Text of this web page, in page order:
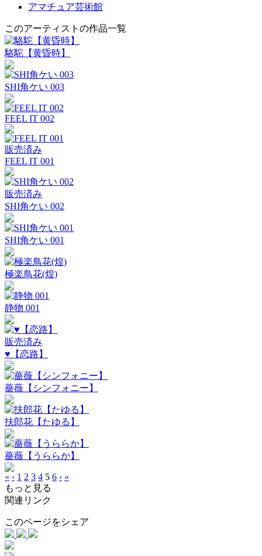
アマチュア芸術館
このアーティストの作品一覧
駱駝【黄昏時】
SHI角ケい 003
FEEL IT 002
販売済み
FEEL IT 001
販売済み
SHI角ケい 002
SHI角ケい 001
極楽鳥花(煌)
静物 001
販売済み
♥【恋路】
薔薇【シンフォニー】
扶郎花【たゆる】
薔薇【うららか】
« ‹ 1 2 3 4 5 6 › »
もっと見る
関連リンク
このページをシェア